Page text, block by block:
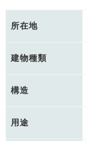
所在地
建物種類
構造
用途